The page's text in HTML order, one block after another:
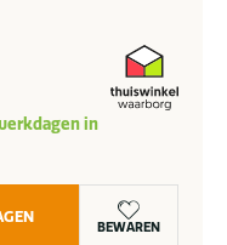
in
BEWAREN